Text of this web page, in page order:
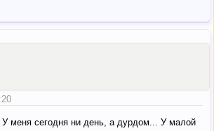
меня сегодня ни день, а дурдом... У малой